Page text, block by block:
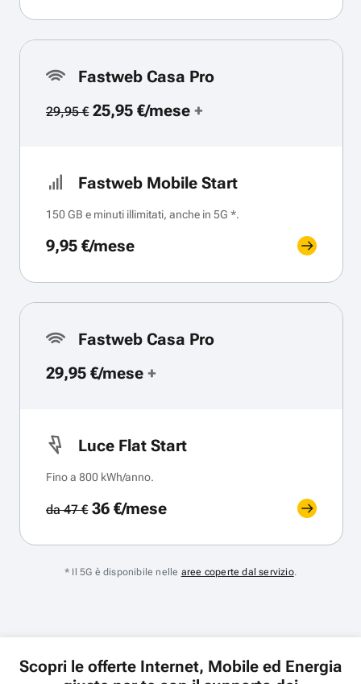
Fastweb Casa Pro
29,95 €25,95 €/mese+
Fastweb Mobile Start
150 GB e minuti illimitati, anche in 5G *.
9,95 €/mese
Fastweb Casa Pro
29,95 €/mese +
Luce Flat Start
Fino a 800 kWh/anno.
da 47 €36 €/mese
* Il 5G è disponibile nelle aree coperte dal servizio.
Scopri le offerte Internet, Mobile ed Energia